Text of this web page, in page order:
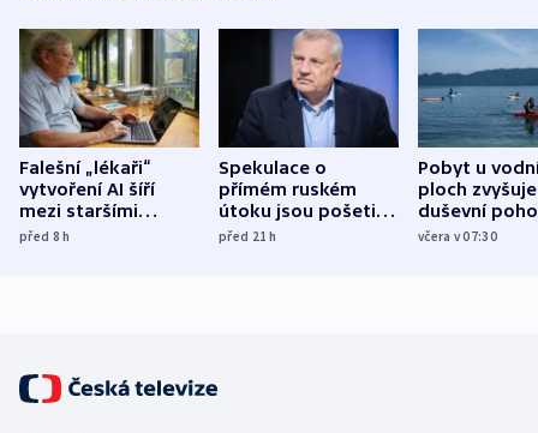
Falešní „lékaři“
vytvoření AI šíří
mezi staršími
Poláky nebezpečné
před 8h
Spekulace o
přímém ruském
útoku jsou pošetilé,
míní estonský
před 21h
Pobyt u
ploch zvyšuje
duševní
ukázala
včera v 07:30